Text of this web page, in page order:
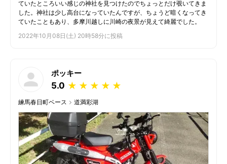
ていたところいい感じの神社を見つけたのでちょっとだけ覗いてきま
した。神社は少し高台になっていたんですが、ちょうど暗くなってき
ていたこともあり、多摩川越しに川崎の夜景が見えて綺麗でした。
2022年10月08日(土) 20時58分に投稿
ポッキー
5.0 ★
★
★
★
★
練馬春日町ベース 道満彩湖